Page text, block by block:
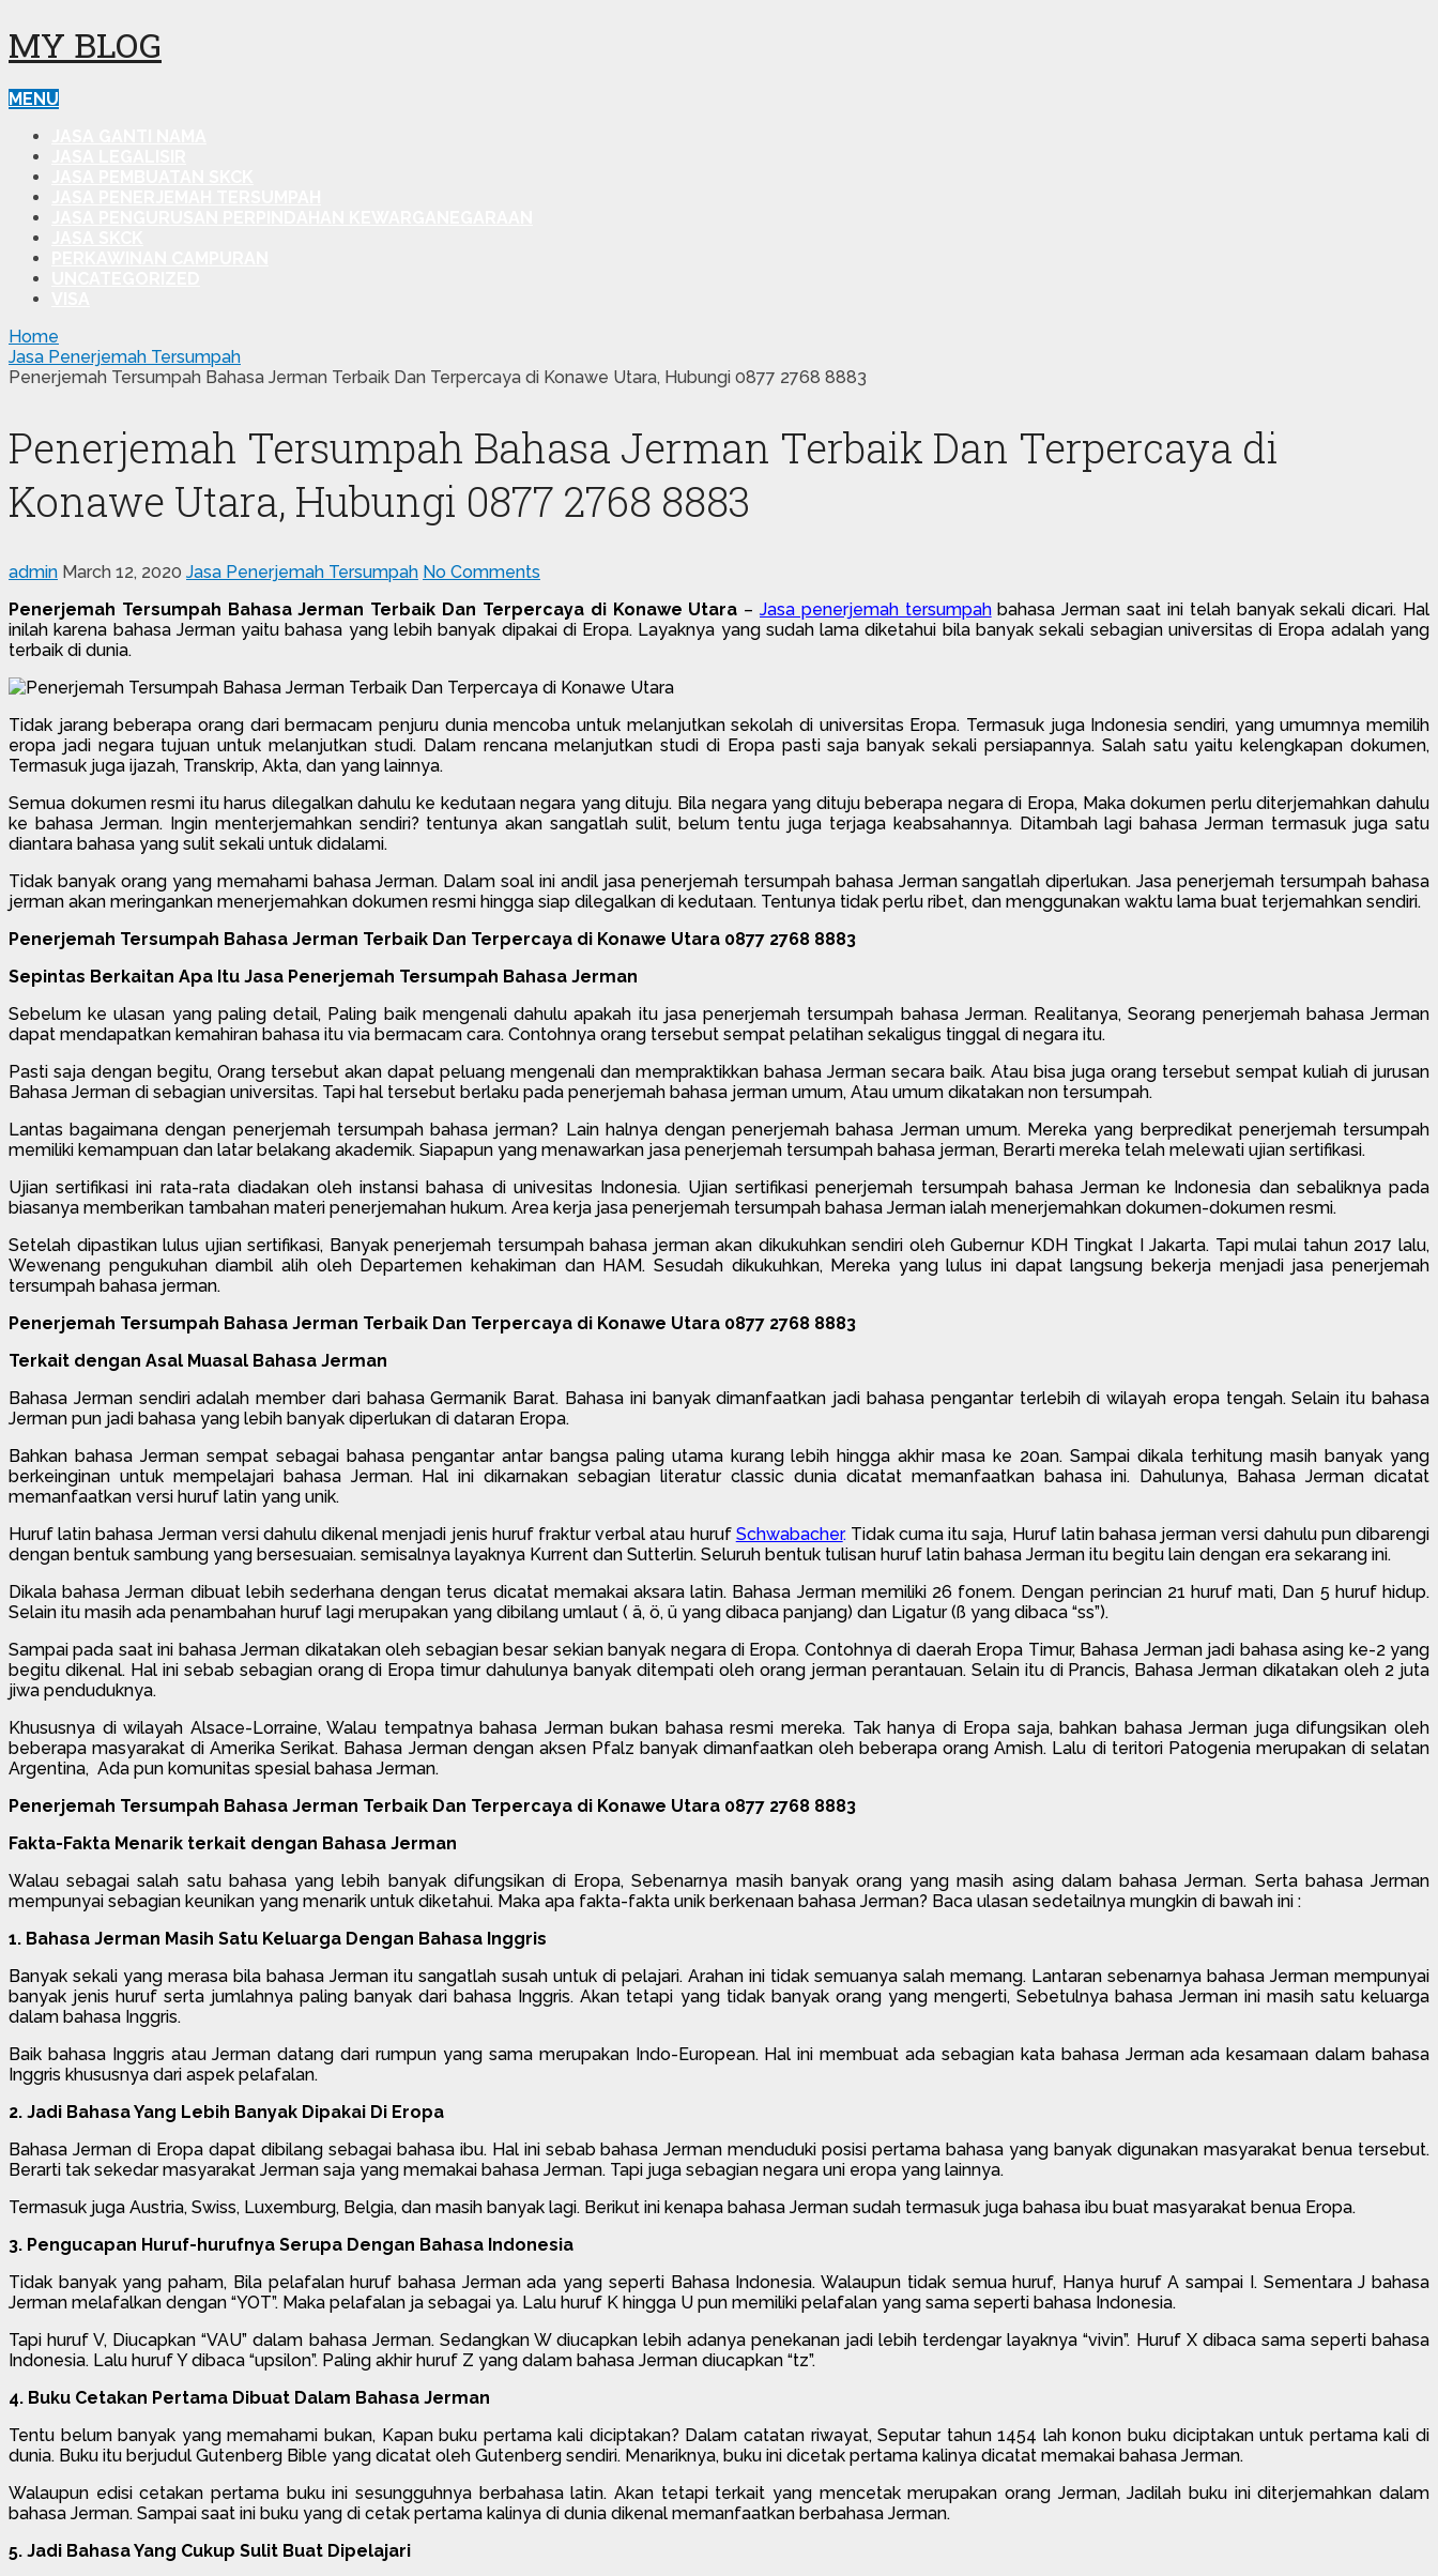
MY BLOG
MENU
Home
Jasa Penerjemah Tersumpah
Penerjemah Tersumpah Bahasa Jerman Terbaik Dan Terpercaya di Konawe Utara, Hubungi 0877 2768 8883
Penerjemah Tersumpah Bahasa Jerman Terbaik Dan Terpercaya di
Konawe Utara, Hubungi 0877 2768 8883
admin March 12, 2020 Jasa Penerjemah Tersumpah No Comments
Penerjemah Tersumpah Bahasa Jerman Terbaik Dan Terpercaya di Konawe Utara –Jasa penerjemah tersumpahbahasa Jerman saat ini telah banyak sekali dicari. Hal
inilah karena bahasa Jerman yaitu bahasa yang lebih banyak dipakai di Eropa. Layaknya yang sudah lama diketahui bila banyak sekali sebagian universitas di Eropa adalah yang
terbaik di dunia.
Tidak jarang beberapa orang dari bermacam penjuru dunia mencoba untuk melanjutkan sekolah di universitas Eropa. Termasuk juga Indonesia sendiri, yang umumnya memilih
eropa jadi negara tujuan untuk melanjutkan studi. Dalam rencana melanjutkan studi di Eropa pasti saja banyak sekali persiapannya. Salah satu yaitu kelengkapan dokumen,
Termasuk juga ijazah, Transkrip, Akta, dan yang lainnya.
Semua dokumen resmi itu harus dilegalkan dahulu ke kedutaan negara yang dituju. Bila negara yang dituju beberapa negara di Eropa, Maka dokumen perlu diterjemahkan dahulu
ke bahasa Jerman. Ingin menterjemahkan sendiri? tentunya akan sangatlah sulit, belum tentu juga terjaga keabsahannya. Ditambah lagi bahasa Jerman termasuk juga satu
diantara bahasa yang sulit sekali untuk didalami.
Tidak banyak orang yang memahami bahasa Jerman. Dalam soal ini andil jasa penerjemah tersumpah bahasa Jerman sangatlah diperlukan. Jasa penerjemah tersumpah bahasa
jerman akan meringankan menerjemahkan dokumen resmi hingga siap dilegalkan di kedutaan. Tentunya tidak perlu ribet, dan menggunakan waktu lama buat terjemahkan sendiri.
Penerjemah Tersumpah Bahasa Jerman Terbaik Dan Terpercaya di Konawe Utara 0877 2768 8883
Sepintas Berkaitan Apa Itu Jasa Penerjemah Tersumpah Bahasa Jerman
Sebelum ke ulasan yang paling detail, Paling baik mengenali dahulu apakah itu jasa penerjemah tersumpah bahasa Jerman. Realitanya, Seorang penerjemah bahasa Jerman
dapat mendapatkan kemahiran bahasa itu via bermacam cara. Contohnya orang tersebut sempat pelatihan sekaligus tinggal di negara itu.
Pasti saja dengan begitu, Orang tersebut akan dapat peluang mengenali dan mempraktikkan bahasa Jerman secara baik. Atau bisa juga orang tersebut sempat kuliah di jurusan
Bahasa Jerman di sebagian universitas. Tapi hal tersebut berlaku pada penerjemah bahasa jerman umum, Atau umum dikatakan non tersumpah.
Lantas bagaimana dengan penerjemah tersumpah bahasa jerman? Lain halnya dengan penerjemah bahasa Jerman umum. Mereka yang berpredikat penerjemah tersumpah
memiliki kemampuan dan latar belakang akademik. Siapapun yang menawarkan jasa penerjemah tersumpah bahasa jerman, Berarti mereka telah melewati ujian sertifikasi.
Ujian sertifikasi ini rata-rata diadakan oleh instansi bahasa di univesitas Indonesia. Ujian sertifikasi penerjemah tersumpah bahasa Jerman ke Indonesia dan sebaliknya pada
biasanya memberikan tambahan materi penerjemahan hukum. Area kerja jasa penerjemah tersumpah bahasa Jerman ialah menerjemahkan dokumen-dokumen resmi.
Setelah dipastikan lulus ujian sertifikasi, Banyak penerjemah tersumpah bahasa jerman akan dikukuhkan sendiri oleh Gubernur KDH Tingkat I Jakarta. Tapi mulai tahun 2017 lalu,
Wewenang pengukuhan diambil alih oleh Departemen kehakiman dan HAM. Sesudah dikukuhkan, Mereka yang lulus ini dapat langsung bekerja menjadi jasa penerjemah
tersumpah bahasa jerman.
Penerjemah Tersumpah Bahasa Jerman Terbaik Dan Terpercaya di Konawe Utara 0877 2768 8883
Terkait dengan Asal Muasal Bahasa Jerman
Bahasa Jerman sendiri adalah member dari bahasa Germanik Barat. Bahasa ini banyak dimanfaatkan jadi bahasa pengantar terlebih di wilayah eropa tengah. Selain itu bahasa
Jerman pun jadi bahasa yang lebih banyak diperlukan di dataran Eropa.
Bahkan bahasa Jerman sempat sebagai bahasa pengantar antar bangsa paling utama kurang lebih hingga akhir masa ke 20an. Sampai dikala terhitung masih banyak yang
berkeinginan untuk mempelajari bahasa Jerman. Hal ini dikarnakan sebagian literatur classic dunia dicatat memanfaatkan bahasa ini. Dahulunya, Bahasa Jerman dicatat
memanfaatkan versi huruf latin yang unik.
Huruf latin bahasa Jerman versi dahulu dikenal menjadi jenis huruf fraktur verbal atau huruf Schwabacher.Tidak cuma itu saja, Huruf latin bahasa jerman versi dahulu pun dibarengi
dengan bentuk sambung yang bersesuaian. semisalnya layaknya Kurrent dan Sutterlin. Seluruh bentuk tulisan huruf latin bahasa Jerman itu begitu lain dengan era sekarang ini.
Dikala bahasa Jerman dibuat lebih sederhana dengan terus dicatat memakai aksara latin. Bahasa Jerman memiliki 26 fonem. Dengan perincian 21 huruf mati, Dan 5 huruf hidup.
Selain itu masih ada penambahan huruf lagi merupakan yang dibilang umlaut ( ä, ö, ü yang dibaca panjang) dan Ligatur (ß yang dibaca “ss”).
Sampai pada saat ini bahasa Jerman dikatakan oleh sebagian besar sekian banyak negara di Eropa. Contohnya di daerah Eropa Timur, Bahasa Jerman jadi bahasa asing ke-2 yang
begitu dikenal. Hal ini sebab sebagian orang di Eropa timur dahulunya banyak ditempati oleh orang jerman perantauan. Selain itu di Prancis, Bahasa Jerman dikatakan oleh 2 juta
jiwa penduduknya.
Khususnya di wilayah Alsace-Lorraine, Walau tempatnya bahasa Jerman bukan bahasa resmi mereka. Tak hanya di Eropa saja, bahkan bahasa Jerman juga difungsikan oleh
beberapa masyarakat di Amerika Serikat. Bahasa Jerman dengan aksen Pfalz banyak dimanfaatkan oleh beberapa orang Amish. Lalu di teritori Patogenia merupakan di selatan
Argentina, Ada pun komunitas spesial bahasa Jerman.
Penerjemah Tersumpah Bahasa Jerman Terbaik Dan Terpercaya di Konawe Utara 0877 2768 8883
Fakta-Fakta Menarik terkait dengan Bahasa Jerman
Walau sebagai salah satu bahasa yang lebih banyak difungsikan di Eropa, Sebenarnya masih banyak orang yang masih asing dalam bahasa Jerman. Serta bahasa Jerman
mempunyai sebagian keunikan yang menarik untuk diketahui. Maka apa fakta-fakta unik berkenaan bahasa Jerman? Baca ulasan sedetailnya mungkin di bawah ini :
1. Bahasa Jerman Masih Satu Keluarga Dengan Bahasa Inggris
Banyak sekali yang merasa bila bahasa Jerman itu sangatlah susah untuk di pelajari. Arahan ini tidak semuanya salah memang. Lantaran sebenarnya bahasa Jerman mempunyai
banyak jenis huruf serta jumlahnya paling banyak dari bahasa Inggris. Akan tetapi yang tidak banyak orang yang mengerti, Sebetulnya bahasa Jerman ini masih satu keluarga
dalam bahasa Inggris.
Baik bahasa Inggris atau Jerman datang dari rumpun yang sama merupakan Indo-European. Hal ini membuat ada sebagian kata bahasa Jerman ada kesamaan dalam bahasa
Inggris khususnya dari aspek pelafalan.
2. Jadi Bahasa Yang Lebih Banyak Dipakai Di Eropa
Bahasa Jerman di Eropa dapat dibilang sebagai bahasa ibu. Hal ini sebab bahasa Jerman menduduki posisi pertama bahasa yang banyak digunakan masyarakat benua tersebut.
Berarti tak sekedar masyarakat Jerman saja yang memakai bahasa Jerman. Tapi juga sebagian negara uni eropa yang lainnya.
Termasuk juga Austria, Swiss, Luxemburg, Belgia, dan masih banyak lagi. Berikut ini kenapa bahasa Jerman sudah termasuk juga bahasa ibu buat masyarakat benua Eropa.
3. Pengucapan Huruf-hurufnya Serupa Dengan Bahasa Indonesia
Tidak banyak yang paham, Bila pelafalan huruf bahasa Jerman ada yang seperti Bahasa Indonesia. Walaupun tidak semua huruf, Hanya huruf A sampai I. Sementara J bahasa
Jerman melafalkan dengan “YOT”. Maka pelafalan ja sebagai ya. Lalu huruf K hingga U pun memiliki pelafalan yang sama seperti bahasa Indonesia.
Tapi huruf V, Diucapkan “VAU” dalam bahasa Jerman. Sedangkan W diucapkan lebih adanya penekanan jadi lebih terdengar layaknya “vivin”. Huruf X dibaca sama seperti bahasa
Indonesia. Lalu huruf Y dibaca “upsilon”. Paling akhir huruf Z yang dalam bahasa Jerman diucapkan “tz”.
4. Buku Cetakan Pertama Dibuat Dalam Bahasa Jerman
Tentu belum banyak yang memahami bukan, Kapan buku pertama kali diciptakan? Dalam catatan riwayat, Seputar tahun 1454 lah konon buku diciptakan untuk pertama kali di
dunia. Buku itu berjudul Gutenberg Bible yang dicatat oleh Gutenberg sendiri. Menariknya, buku ini dicetak pertama kalinya dicatat memakai bahasa Jerman.
Walaupun edisi cetakan pertama buku ini sesungguhnya berbahasa latin. Akan tetapi terkait yang mencetak merupakan orang Jerman, Jadilah buku ini diterjemahkan dalam
bahasa Jerman. Sampai saat ini buku yang di cetak pertama kalinya di dunia dikenal memanfaatkan berbahasa Jerman.
5. Jadi Bahasa Yang Cukup Sulit Buat Dipelajari